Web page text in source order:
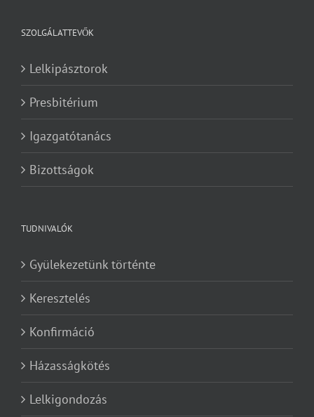
SZOLGÁLATTEVŐK
Lelkipásztorok
Presbitérium
Igazgatótanács
Bizottságok
TUDNIVALÓK
Gyülekezetünk történte
Keresztelés
Konfirmáció
Házasságkötés
Lelkigondozás